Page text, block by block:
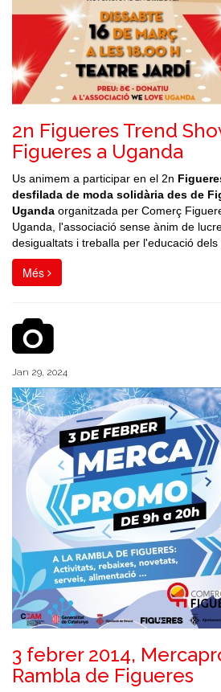
2n Figueres Trend
Figueres a Uganda
Us animem a participar en el 2n
desfilada de moda solidària des de
Uganda organitzada per Comerç
Uganda, l'associació sense ànim de
desigualtats i treballa per l'educació dels
Més
Jan 29, 2024
3 febrer 2014,
Rambla de Figueres